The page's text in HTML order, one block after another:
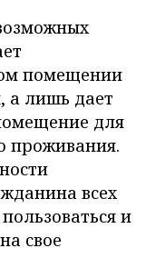
помещении
а лишь дает
для
проживания.
всех
и
свое